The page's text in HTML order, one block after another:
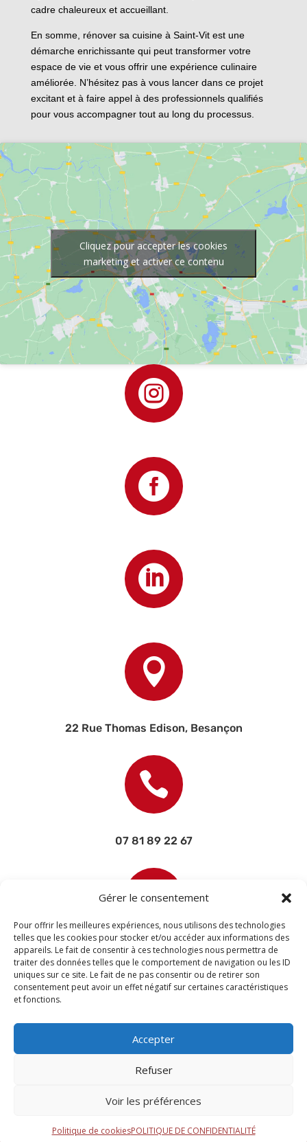
Gérer le consentement
Pour offrir les meilleures expériences, nous utilisons des technologies
telles que les cookies pour stocker et/ou accéder aux informations des
appareils. Le fait de consentir à ces technologies nous permettra de
traiter des données telles que le comportement de navigation ou les ID
uniques sur ce site. Le fait de ne pas consentir ou de retirer son
consentement peut avoir un effet négatif sur certaines caractéristiques
et fonctions.
Accepter
Refuser
Voir les préférences
Politique de cookiesPOLITIQUE DE CONFIDENTIALITÉ
cadre chaleureux et accueillant.
En somme, rénover sa cuisine à Saint-Vit est une
démarche enrichissante qui peut transformer votre
espace de vie et vous offrir une expérience culinaire
améliorée. N’hésitez pas à vous lancer dans ce projet
excitant et à faire appel à des professionnels qualifiés
pour vous accompagner tout au long du processus.
Cliquez pour accepter les cookies
marketing et activer ce contenu




22 Rue Thomas Edison, Besançon

07 81 89 22 67

contact@devisettravaux.fr
© 2026 M Development–Mentions légales